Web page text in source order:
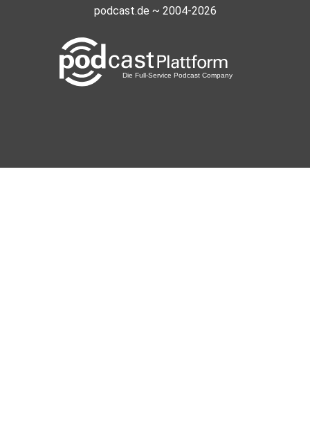
podcast.de ~ 2004-2026